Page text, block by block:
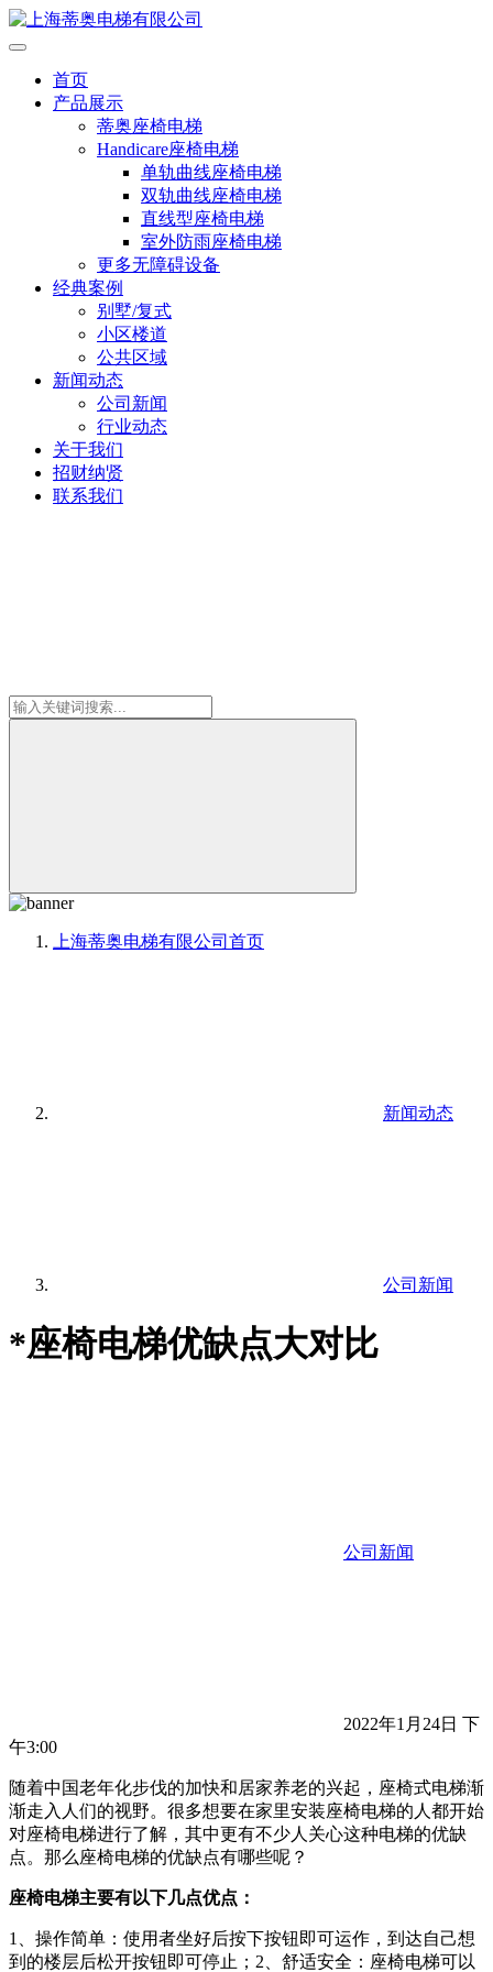
首页
产品展示
蒂奥座椅电梯
Handicare座椅电梯
单轨曲线座椅电梯
双轨曲线座椅电梯
直线型座椅电梯
室外防雨座椅电梯
更多无障碍设备
经典案例
别墅/复式
小区楼道
公共区域
新闻动态
公司新闻
行业动态
关于我们
招财纳贤
联系我们
上海蒂奥电梯有限公司 首页
新闻动态
公司新闻
*座椅电梯优缺点大对比
公司新闻
2022年1月24日 下
午3:00
随着中国老年化步伐的加快和居家养老的兴起，座椅式电梯渐
渐走入人们的视野。很多想要在家里安装座椅电梯的人都开始
对座椅电梯进行了解，其中更有不少人关心这种电梯的优缺
点。那么座椅电梯的优缺点有哪些呢？
座椅电梯主要有以下几点优点：
1、操作简单：使用者坐好后按下按钮即可运作，到达自己想
到的楼层后松开按钮即可停止；2、舒适安全：座椅电梯可以